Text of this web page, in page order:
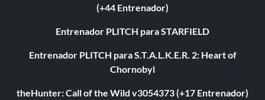
(+44 Entrenador)
Entrenador PLITCH para STARFIELD
Entrenador PLITCH para S.T.A.L.K.E.R. 2: Heart of
Chornobyl
theHunter: Call of the Wild v3054373 (+17 Entrenador)